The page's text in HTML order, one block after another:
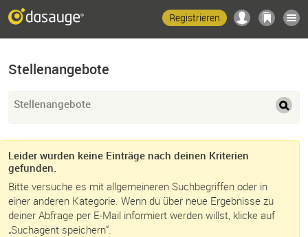
Registrieren
Stellenangebote
Stellenangebote
Leider wurden keine Einträge nach deinen Kriterien
gefunden.
Bitte versuche es mit allgemeineren Suchbegriffen oder in
einer anderen Kategorie. Wenn du über neue Ergebnisse zu
deiner Abfrage per E-Mail informiert werden willst, klicke auf
„Suchagent speichern“.